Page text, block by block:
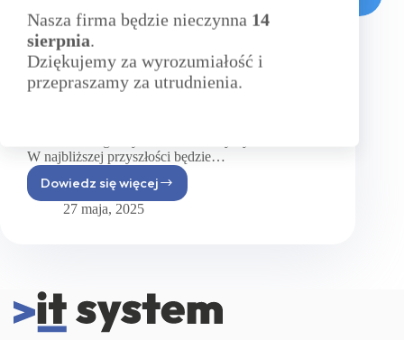
Nasza firma będzie nieczynna 14
sierpnia.
Dziękujemy za wyrozumiałość i
przepraszamy za utrudnienia.
Aktualności
KSeF – czym jest i od kiedy obowiązuje
W dzisiejszym dynamicznym środowisku
W najbliższej przyszłości będzie…
Dowiedz się więcej
KSeF
–
27 maja, 2025